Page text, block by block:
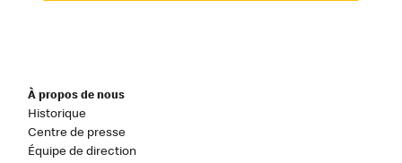
À propos de nous
Historique
Centre de presse
Équipe de direction